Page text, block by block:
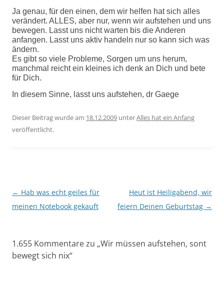
Ja genau, für den einen, dem wir helfen hat sich alles
verändert. ALLES, aber nur, wenn wir aufstehen und uns
bewegen. Lasst uns nicht warten bis die Anderen
anfangen. Lasst uns aktiv handeln nur so kann sich was
ändern.
Es gibt so viele Probleme, Sorgen um uns herum,
manchmal reicht ein kleines ich denk an Dich und bete
für Dich.
In diesem Sinne, lasst uns aufstehen, dr Gaege
Dieser Beitrag wurde am 18.12.2009 unterAlles hat ein Anfang
veröffentlicht.
Beitragsnavigation
← Hab was echt geiles für
meinen Notebook gekauft
Heut ist Heiligabend, wir
feiern Deinen Geburtstag →
1.655 Kommentare zu „Wir müssen aufstehen, sont
bewegt sich nix“